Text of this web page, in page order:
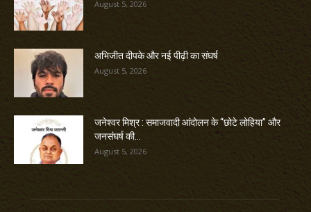
August 5, 2026
अभिजीत दीपके और नई पीढ़ी का संघर्ष
August 5, 2026
जनेश्वर मिश्र : समाजवादी आंदोलन के “छोटे लोहिया” और
जनसंघर्ष की...
August 5, 2026